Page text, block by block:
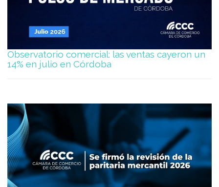
Observatorio comercial: las ventas cayeron un
14% en julio en Córdoba